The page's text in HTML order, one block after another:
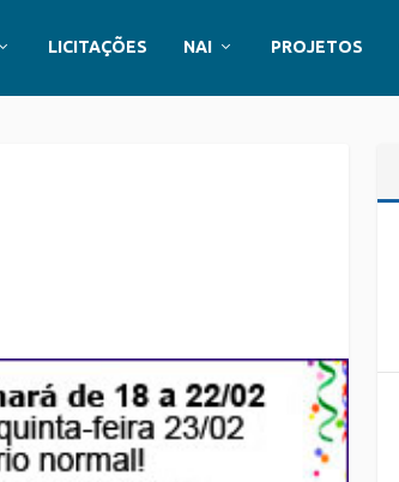
LICITAÇÕES NAI PROJETOS